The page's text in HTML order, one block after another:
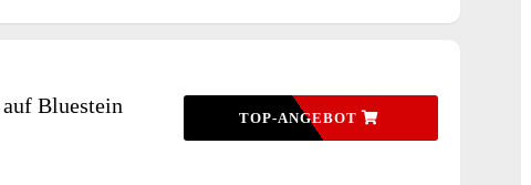
Bluestein
TOP-ANGEBOT